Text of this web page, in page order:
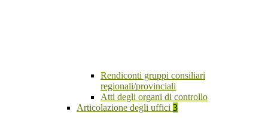
Rendiconti gruppi consiliari
regionali/provinciali
Atti degli organi di controllo
Articolazione degli uffici 3